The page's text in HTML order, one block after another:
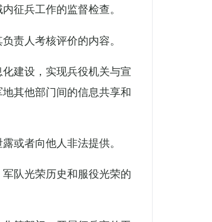
征兵工作的监督检查。
责人考核评价的内容。
建设，实现兵役机关与宣
其他部门间的信息共享和
或者向他人非法提供。
队光荣历史和服役光荣的